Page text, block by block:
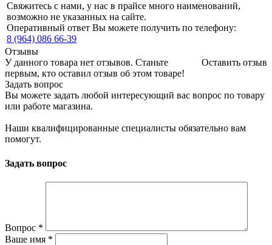
Свяжитесь с нами, у нас в прайсе много наименований,
возможно не указанных на сайте.
Оперативный ответ Вы можете получить по телефону:
8 (964) 086 66-39
Отзывы
Оставить отзыв
У данного товара нет отзывов. Станьте
первым, кто оставил отзыв об этом товаре!
Задать вопрос
Вы можете задать любой интересующий вас вопрос по товару
или работе магазина.
Наши квалифицированные специалисты обязательно вам
помогут.
Задать вопрос
Вопрос *
Ваше имя *